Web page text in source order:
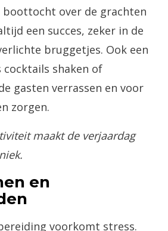
boottocht over de grachten
een succes, zeker in de
bruggetjes. Ook een
shaken of
gasten verrassen en voor
zorgen.
maakt de verjaardag
en
voorkomt stress.